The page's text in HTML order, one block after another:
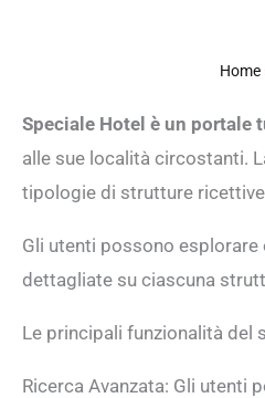
Home
Speciale Hotel è un portale
alle sue località circostanti.
tipologie di strutture
Gli utenti possono
dettagliate su ciascuna
Le principali funzionalità del
Ricerca Avanzata: Gli utenti